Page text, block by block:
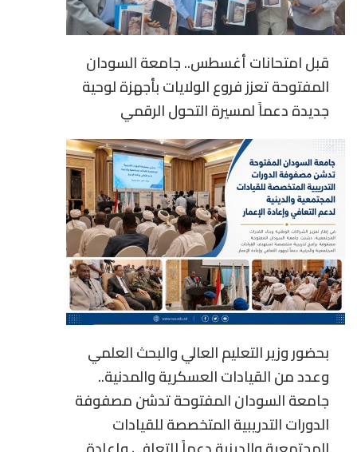
قبل امتحانات أغسطس.. جامعة السودان
المفتوحة تعزز فروع الولايات بأجهزة لوحية
جديدة دعماً لمسيرة التحول الرقمي
بحضور وزير التعليم العالي والبحث العلمي
وعدد من القيادات العسكرية والمدنية..
جامعة السودان المفتوحة تدشن مصفوفة
الدورات التدريبية المتخصصة للقيادات